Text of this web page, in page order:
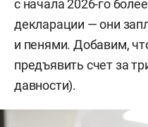
с начала 2026-го
декларации — они
и пенями. Добавим,
предъявить счет за
давности).